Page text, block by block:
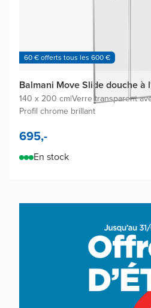
60 € offerts tous les 600 €
Balmani Move Slide douche à
140 x 200 cm|Verre transparent
Profil chrome brillant
695,-
En stock